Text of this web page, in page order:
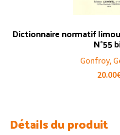
Dictionnaire normatif
N°55
Gonfroy,
20.00
Détails du produit